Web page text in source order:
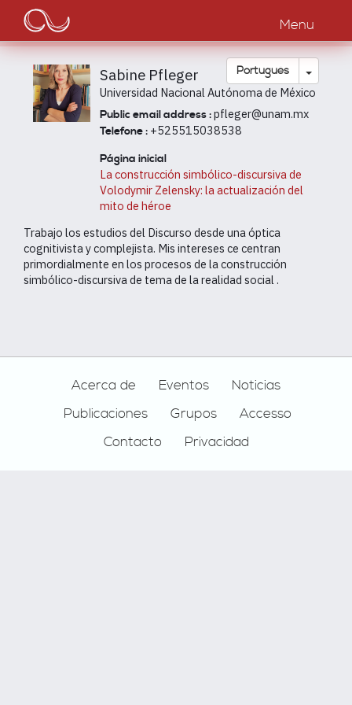
Passar
o
conteúdo
principal
Main
navigation
Menu
Português Toggle
Sabine Pfleger
Universidad Nacional Autónoma de México
Public email address :pfleger@unam.mx
Telefone : +525515038538
Página inicial
La construcción simbólico-discursiva de
Volodymir Zelensky: la actualización del
mito de héroe
Trabajo los estudios del Discurso desde una óptica
cognitivista y complejista. Mis intereses ce centran
primordialmente en los procesos de la construcción
simbólico-discursiva de tema de la realidad social .
Acerca de Eventos
Noticias
Publicaciones
Grupos
Accesso
Contacto
Privacidad